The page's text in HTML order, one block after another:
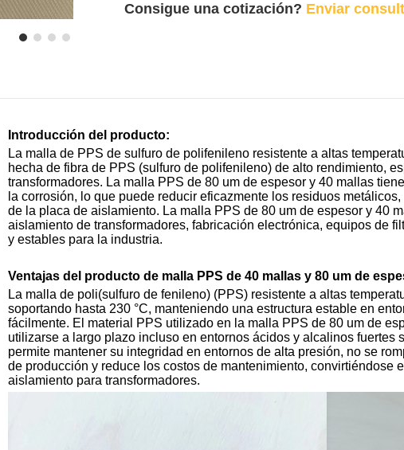
Consigue una cotización? Enviar
Introducción del producto:
La malla de PPS de sulfuro de polifenileno resistente a altas
hecha de fibra de PPS (sulfuro de polifenileno) de alto rendimiento,
transformadores. La malla PPS de 80 um de espesor y 40 mallas
la corrosión, lo que puede reducir eficazmente los residuos
de la placa de aislamiento. La malla PPS de 80 um de espesor y 40
aislamiento de transformadores, fabricación electrónica, equipos de
y estables para la industria.
Ventajas del producto de malla PPS de 40 mallas y 80 um de
La malla de poli(sulfuro de fenileno) (PPS) resistente a altas
soportando hasta 230 °C, manteniendo una estructura estable en
fácilmente. El material PPS utilizado en la malla PPS de 80 um de
utilizarse a largo plazo incluso en entornos ácidos y alcalinos
permite mantener su integridad en entornos de alta presión, no se
de producción y reduce los costos de mantenimiento,
aislamiento para transformadores.